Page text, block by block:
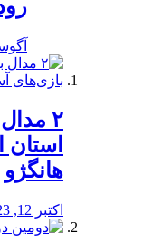
آگوست
استان
هانگژو
اکتبر 12, 2023